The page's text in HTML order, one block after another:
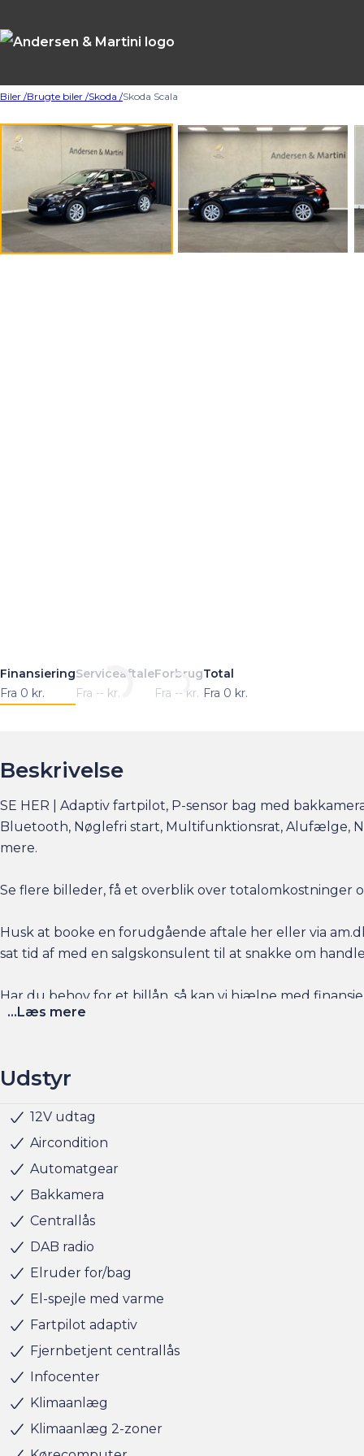
Biler /Brugte biler /Skoda /Skoda Scala
Finansiering
Fra 0 kr.
Serviceaftale
Fra -- kr.
Forbrug
Fra -- kr.
Total
Fra 0 kr.
Beskrivelse
SE HER | Adaptiv fartpilot, P-sensor bag med
Bluetooth, Nøglefri start, Multifunktionsrat, Alufælge,
mere.
Se flere billeder, få et overblik over totalomkostninger
Husk at booke en forudgående aftale her eller via
sat tid af med en salgskonsulent til at snakke om
Har du behov for et billån, så kan vi hjælpe med
naturligvis også gerne din nuværende bil i bytte, hvis
Man-Fre kl. 10.00 - 17.00
Søndag kl. 10.00 - 15.00
...Læs mere
Udstyr
12V udtag
Aircondition
Automatgear
Bakkamera
Centrallås
DAB radio
Elruder for/bag
El-spejle med varme
Fartpilot adaptiv
Fjernbetjent centrallås
Infocenter
Klimaanlæg
Klimaanlæg 2-zoner
Musikstreaming via bluetooth
Nøglefri døre
Nøglefri start
Parkeringssensor bag
Radio
Servo
Sædevarme for
Udvendig temperaturmåler
USB stik
Alufælge
LED baglygter
LED kørelys
Metallak
Armlæn
Justerbart rat
Kopholder
Stofindtræk
ABS
Airbag
Antispin
Dæktrykssensor
ESP
Fører-airbag
Isofix
Passager-airbag
Selealarm
Startspærre